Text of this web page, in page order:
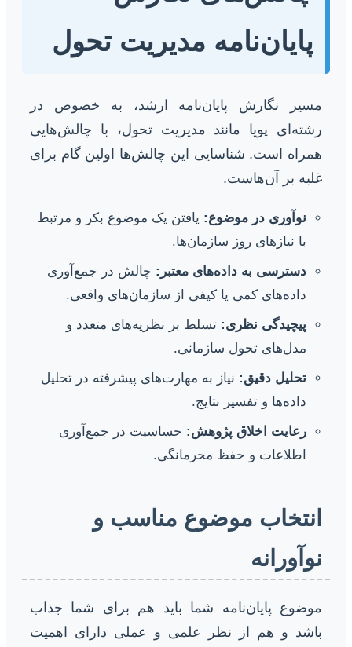
پایان‌نامه مدیریت تحول
مسیر نگارش پایان‌نامه ارشد، به خصوص در
رشته‌ای پویا مانند مدیریت تحول، با چالش‌هایی
همراه است. شناسایی این چالش‌ها اولین گام برای
غلبه بر آن‌هاست.
نوآوری در موضوع: یافتن یک موضوع بکر و مرتبط
با نیازهای روز سازمان‌ها.
دسترسی به داده‌های معتبر: چالش در جمع‌آوری
داده‌های کمی یا کیفی از سازمان‌های واقعی.
پیچیدگی نظری: تسلط بر نظریه‌های متعدد و
مدل‌های تحول سازمانی.
تحلیل دقیق: نیاز به مهارت‌های پیشرفته در تحلیل
داده‌ها و تفسیر نتایج.
رعایت اخلاق پژوهش: حساسیت در جمع‌آوری
اطلاعات و حفظ محرمانگی.
انتخاب موضوع مناسب و
نوآورانه
موضوع پایان‌نامه شما باید هم برای شما جذاب
باشد و هم از نظر علمی و عملی دارای اهمیت